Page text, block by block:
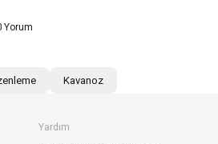
Kavanoz
Yardım